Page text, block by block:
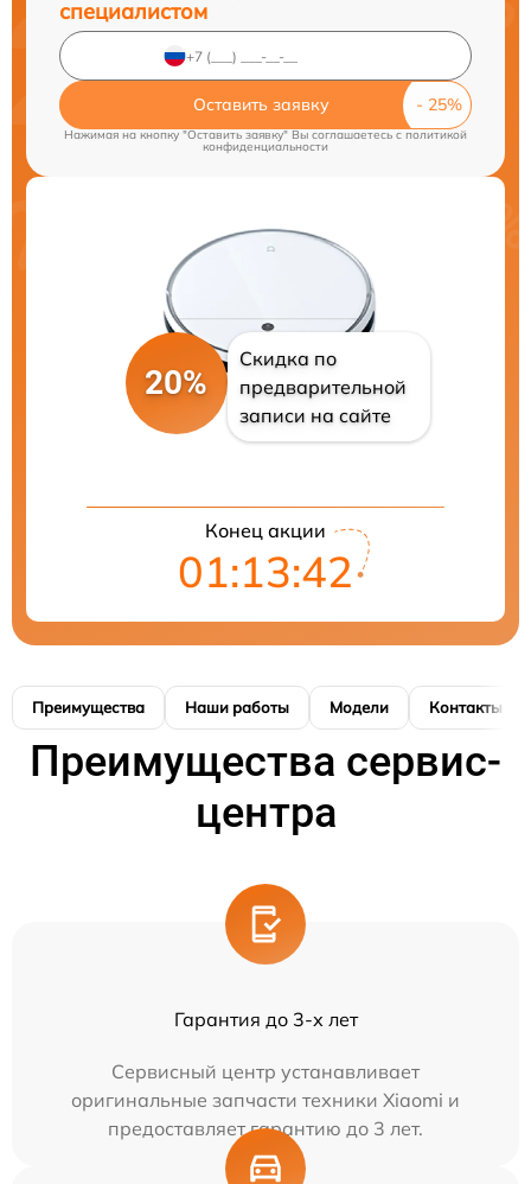
специалистом
Оставить заявку
Нажимая на кнопку "Оставить заявку" Вы соглашаетесь cполитикой
конфиденциальности
20%
Скидка по
предварительной
записи на сайте
Конец акции
01:13:41
Преимущества Наши работы Модели Контакты
Преимущества сервис-
центра
Гарантия до 3-х лет
Сервисный центр устанавливает
оригинальные запчасти техники Xiaomi и
предоставляет гарантию до 3 лет.